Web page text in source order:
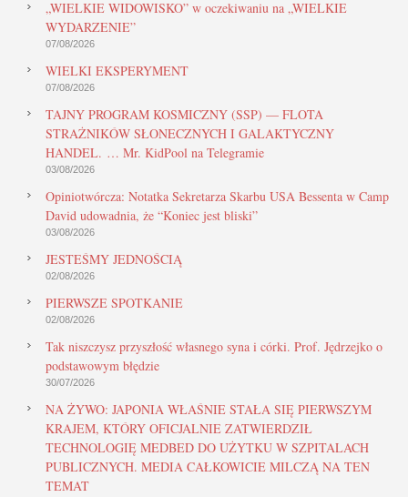
„WIELKIE WIDOWISKO” w oczekiwaniu na „WIELKIE
WYDARZENIE”
07/08/2026
WIELKI EKSPERYMENT
07/08/2026
TAJNY PROGRAM KOSMICZNY (SSP) — FLOTA
STRAŻNIKÓW SŁONECZNYCH I GALAKTYCZNY
HANDEL. … Mr. KidPool na Telegramie
03/08/2026
Opiniotwórcza: Notatka Sekretarza Skarbu USA Bessenta w Camp
David udowadnia, że “Koniec jest bliski”
03/08/2026
JESTEŚMY JEDNOŚCIĄ
02/08/2026
PIERWSZE SPOTKANIE
02/08/2026
Tak niszczysz przyszłość własnego syna i córki. Prof. Jędrzejko o
podstawowym błędzie
30/07/2026
NA ŻYWO: JAPONIA WŁAŚNIE STAŁA SIĘ PIERWSZYM
KRAJEM, KTÓRY OFICJALNIE ZATWIERDZIŁ
TECHNOLOGIĘ MEDBED DO UŻYTKU W SZPITALACH
PUBLICZNYCH. MEDIA CAŁKOWICIE MILCZĄ NA TEN
TEMAT